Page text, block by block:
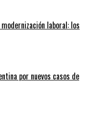
laboral: los
por nuevos casos de